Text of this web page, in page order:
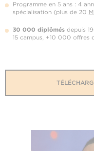
Programme en 5 ans : 4
spécialisation (plus de 20
30 000 diplômés depuis
15 campus, +10 000 offres